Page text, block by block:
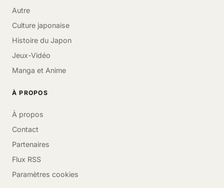
Autre
Culture japonaise
Histoire du Japon
Jeux-Vidéo
Manga et Anime
À PROPOS
À propos
Contact
Partenaires
Flux RSS
Paramètres cookies